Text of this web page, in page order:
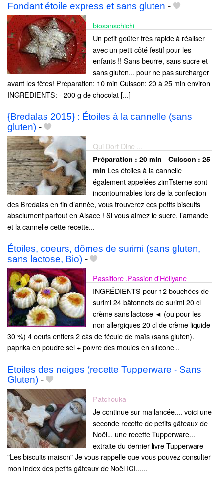
Fondant étoile express et sans gluten -
biosanschichi
Un petit goûter très rapide à réaliser
avec un petit côté festif pour les
enfants !! Sans beurre, sans sucre et
sans gluten... pour ne pas surcharger
avant les fêtes! Préparation: 10 min Cuisson: 20 à 25 min environ
INGREDIENTS: - 200 g de chocolat [...]
{Bredalas 2015} : Étoiles à la cannelle (sans
gluten) -
Qui Dort Dine ...
Préparation : 20 min - Cuisson : 25
min Les étoiles à la cannelle
également appelées zimTsterne sont
incontournables lors de la confection
des Bredalas en fin d’année, vous trouverez ces petits biscuits
absolument partout en Alsace ! Si vous aimez le sucre, l’amande
et la cannelle cette recette...
Étoiles, coeurs, dômes de surimi (sans gluten,
sans lactose, Bio) -
Passiflore ,Passion d'Héllyane
INGRÉDIENTS pour 12 bouchées de
surimi 24 bâtonnets de surimi 20 cl
crème sans lactose ◄ (ou pour les
non allergiques 20 cl de crème liquide
30 %) 4 oeufs entiers 2 càs de fécule de maïs (sans gluten).
paprika en poudre sel + poivre des moules en silicone...
Etoiles des neiges (recette Tupperware - Sans
Gluten) -
Patchouka
Je continue sur ma lancée.... voici une
seconde recette de petits gâteaux de
Noël... une recette Tupperware...
extraite du dernier livre Tupperware
"Les biscuits maison" Je vous rappelle que vous pouvez consulter
mon Index des petits gâteaux de Noël ICI......